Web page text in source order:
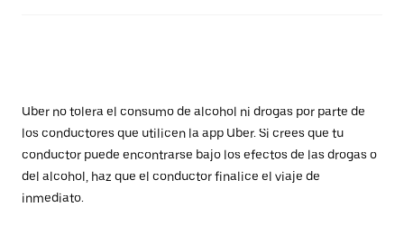
Uber no tolera el consumo de alcohol ni drogas por parte de
los conductores que utilicen la app Uber. Si crees que tu
conductor puede encontrarse bajo los efectos de las drogas o
del alcohol, haz que el conductor finalice el viaje de
inmediato.